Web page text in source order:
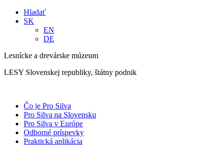
Hladať
SK
EN
DE
Lesnícke a drevárske múzeum
LESY Slovenskej republiky, štátny podnik
Čo je Pro Silva
Pro Silva na Slovensku
Pro Silva v Európe
Odborné príspevky
Praktická aplikácia